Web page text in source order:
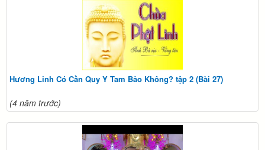
Hương Linh Có Cần Quy Y Tam Bảo Không? tập 2 (Bài 27)
(4 năm trước)